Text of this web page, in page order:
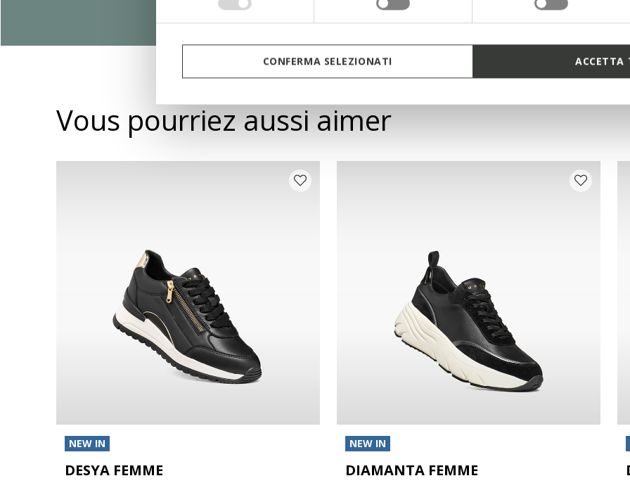
CONFERMA SELEZIONATI ACCETTA
Vous pourriez aussi aimer
NEW IN
DESYA FEMME
NEW IN
DIAMANTA FEMME